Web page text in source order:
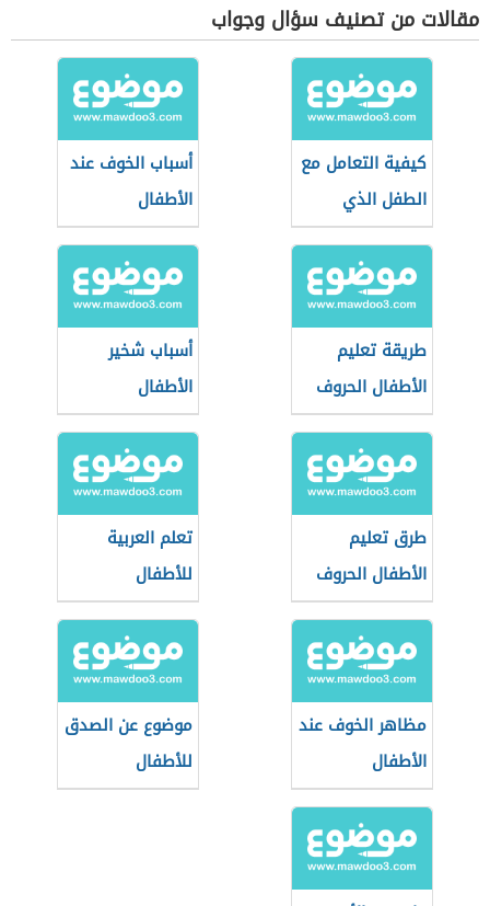
مقالات من تصنيف سؤال وجواب
كيفية التعامل مع
الطفل الذي
يرفض الطعام
أسباب الخوف عند
الأطفال
طريقة تعليم
الأطفال الحروف
أسباب شخير
الأطفال
طرق تعليم
الأطفال الحروف
تعلم العربية
للأطفال
مظاهر الخوف عند
الأطفال
موضوع عن الصدق
للأطفال